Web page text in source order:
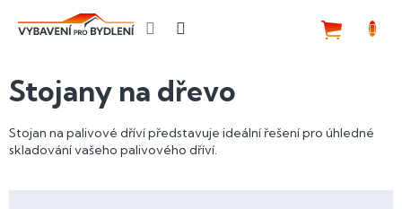
Stojany na dřevo
Stojan na palivové dříví představuje ideální řešení pro úhledné
skladování vašeho palivového dříví.